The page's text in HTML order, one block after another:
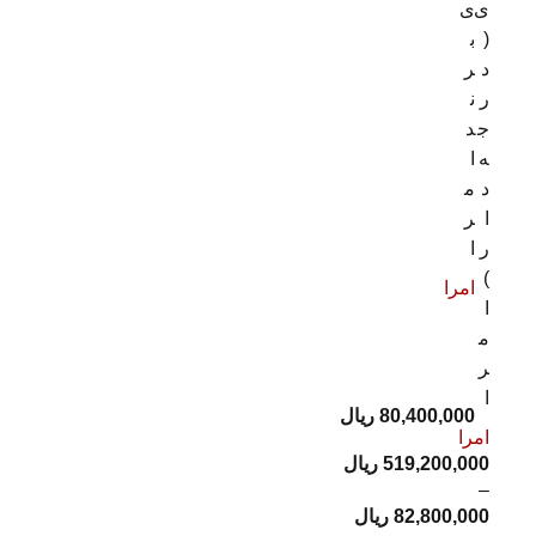
ی
(
د
ر
ج
ه
د
ر
)
م
ر
امرا
519,200,000 ریال
–
82,800,000 ریال
ی
ب
ر
ن
د
م
ر
امرا
80,400,000 ریال